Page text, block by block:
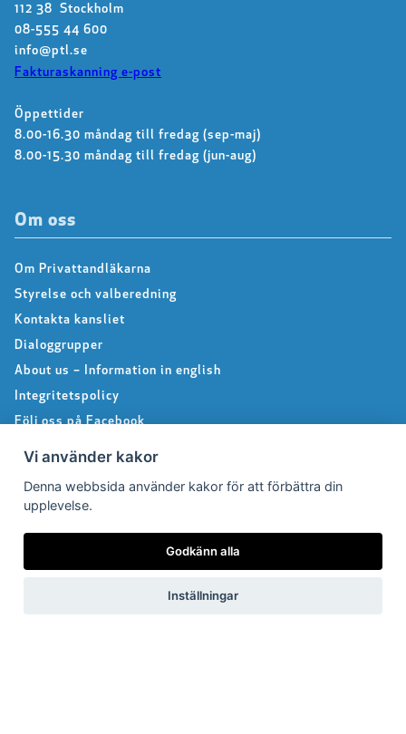
112 38 Stockholm
08-555 44 600
info@ptl.se
Fakturaskanning e-post
Öppettider
8.00-16.30 måndag till fredag (sep-maj)
8.00-15.30 måndag till fredag (jun-aug)
Om oss
Om Privattandläkarna
Styrelse och valberedning
Kontakta kansliet
Dialoggrupper
About us – Information in english
Integritetspolicy
Följ oss på Facebook
Pressrum
Pressfrågor
Debattartiklar
Vi använder kakor
Denna webbsida använder kakor för att förbättra din
upplevelse.
Godkänn alla
Inställningar